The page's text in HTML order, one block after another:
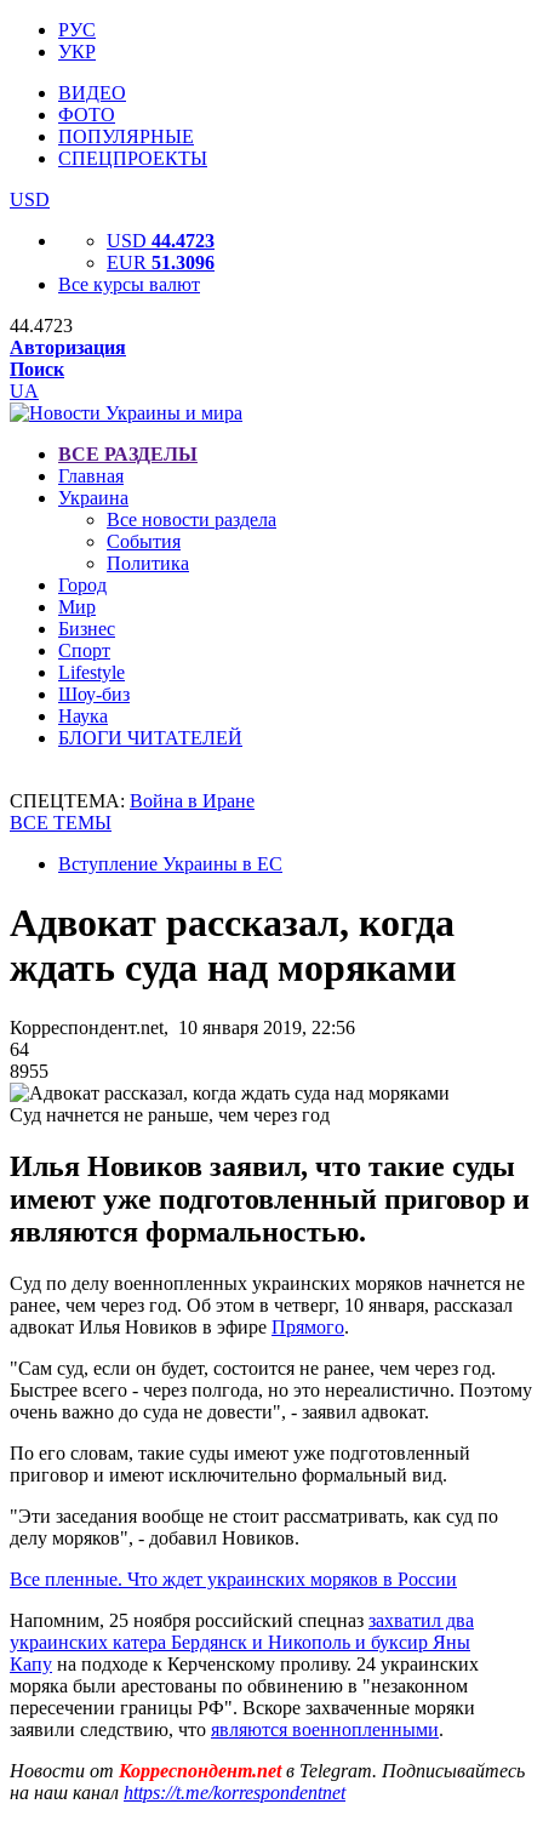
РУС
УКР
ВИДЕО
ФОТО
ПОПУЛЯРНЫЕ
СПЕЦПРОЕКТЫ
USD
USD 44.4723
EUR 51.3096
Все курсы валют
44.4723
Авторизация
Поиск
UA
ВСЕ РАЗДЕЛЫ
Главная
Украина
Все новости раздела
События
Политика
Город
Мир
Бизнес
Спорт
Lifestyle
Шоу-биз
Наука
БЛОГИ ЧИТАТЕЛЕЙ
СПЕЦТЕМА: Война в Иране
ВСЕ ТЕМЫ
Вступление Украины в ЕС
Адвокат рассказал, когда
ждать суда над моряками
Корреспондент.net, 10 января 2019, 22:56
64
8955
Суд начнется не раньше, чем через год
Илья Новиков заявил, что такие суды
имеют уже подготовленный приговор и
являются формальностью.
Суд по делу военнопленных украинских моряков начнется не
ранее, чем через год. Об этом в четверг, 10 января, рассказал
адвокат Илья Новиков в эфире Прямого.
"Сам суд, если он будет, состоится не ранее, чем через год.
Быстрее всего - через полгода, но это нереалистично. Поэтому
очень важно до суда не довести", - заявил адвокат.
По его словам, такие суды имеют уже подготовленный
приговор и имеют исключительно формальный вид.
"Эти заседания вообще не стоит рассматривать, как суд по
делу моряков", - добавил Новиков.
Все пленные. Что ждет украинских моряков в России
Напомним, 25 ноября российский спецназ захватил два
украинских катера Бердянск и Никополь и буксир Яны
Капу на подходе к Керченскому проливу. 24 украинских
моряка были арестованы по обвинению в "незаконном
пересечении границы РФ". Вскоре захваченные моряки
заявили следствию, что являются военнопленными.
Новости от Корреспондент.netв Telegram. Подписывайтесь
на наш канал https://t.me/korrespondentnet